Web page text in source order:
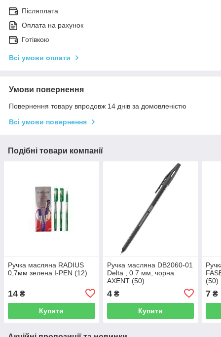
Післяплата
Оплата на рахунок
Готівкою
Всі умови оплати
Умови повернення
Повернення товару впродовж 14 днів за домовленістю
Всі умови повернення
Подібні товари компанії
Ручка масляна RADIUS
0,7мм зелена I-PEN (12)
14 ₴
Купити
Ручка масляна DB2060-01
Delta , 0.7 мм, чорна
AXENT (50)
4₴
Купити
(50)
7 ₴